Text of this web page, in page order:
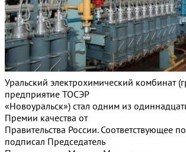
Уральский электрохимический комбинат
предприятие ТОСЭР
«Новоуральск») стал одним из
Премии качества от
Правительства России. Соответствующее
подписал Председатель